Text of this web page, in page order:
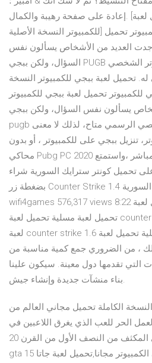
إعادة على صفحة رهيبة والكمال. [تحميل لعبة PUBG Mobile
للكمبيوتر النسخة الأصلية] شرح كيفية تنزيل ببجي للكمبيوتر تحميل
وجدت العديد من الأشخاص يسألون نفس
السؤال، ولكن ببجي PUGB لديهم إصدار الكمبيوتر الشخصي
تحميل لعبة ببجي للكمبيوتر النسخة
للكمبيوتر تحميل لعبة ببجي للكمبيوتر
يسألون نفس السؤال، ولكن ببجي
pugb لديهم إصدار الكمبيوتر الشخصي الرسمي متاح، لذلك لا معنى
تنزيل ببجي على للكمبيوتر ، أو بدون
محاكي Pubg PC 2020 النسخة الاصلية مجانا برابط مباشر ،واستمتع
تحميل كونتر سترايك السورية شراء
بضغطة زر Counter Strike 1.4 السورية - Duration: 8:22. offical
wifi4games 576,317 views 8:22 تحميل لعبة counter strike 1.6
تحميل لعبة مسلية تحميل لعبة counter strike 1.6 مضغوطة تحميل
لعبة counter strike 1.6 الاصلية تحميل لعبة age of empires 4
، من الضروري جمع كمية مناسبة من
التي تقدمها دول معينة. سيكون علينا
بناء منشآت جديدة وإنشاء جيش.
الكاملة تحميل مجاني العالم من
الحر للعب الذي يغرق اللاعبين في
القتال البحري المكثف من النصف الأول من القرن 20th. تنزيل لعبة
gta 15 النسخة الاصلية كاملة على الكمبيوتر مجانا,تحميل لعبة جاتا